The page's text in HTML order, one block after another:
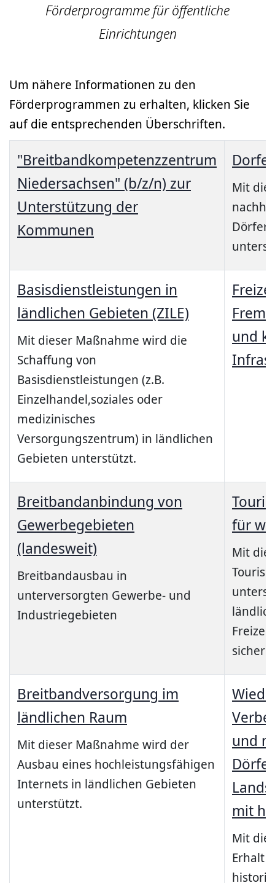
Förderprogramme für öffentliche
Einrichtungen
Um nähere Informationen zu den
Förderprogrammen zu erhalten, klicken Sie
auf die entsprechenden Überschriften.
"Breitbandkompetenzzentrum
Niedersachsen" (b/z/n) zur
Unterstützung der
Kommunen
Mit
Basisdienstleistungen in
ländlichen Gebieten (ZILE)
Mit dieser Maßnahme wird die
Schaffung von
Basisdienstleistungen (z.B.
Einzelhandel,soziales oder
medizinisches
Versorgungszentrum) in ländlichen
Gebieten unterstützt.
und
Breitbandanbindung von
Gewerbegebieten
(landesweit)
Breitbandausbau in
unterversorgten Gewerbe- und
Industriegebieten
für
Mit
Breitbandversorgung im
ländlichen Raum
Mit dieser Maßnahme wird der
Ausbau eines hochleistungsfähigen
Internets in ländlichen Gebieten
unterstützt.
und
mit
Mit
Erhalt